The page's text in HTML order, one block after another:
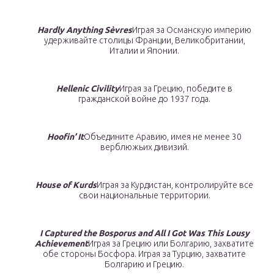
Hardly Anything SèvresИграя за Османскую империю
удерживайте столицы Франции, Великобритании,
Италии и Японии.
Hellenic CivilityИграя за Грецию, победите в
гражданской войне до 1937 года.
Hoofin’ ItОбъедините Аравию, имея не менее 30
верблюжьих дивизий.
House of KurdsИграя за Курдистан, контролируйте все
свои национальные территории.
I Captured the Bosporus and All I Got Was This Lousy
AchievementИграя за Грецию или Болгарию, захватите
обе стороны Босфора. Играя за Турцию, захватите
Болгарию и Грецию.